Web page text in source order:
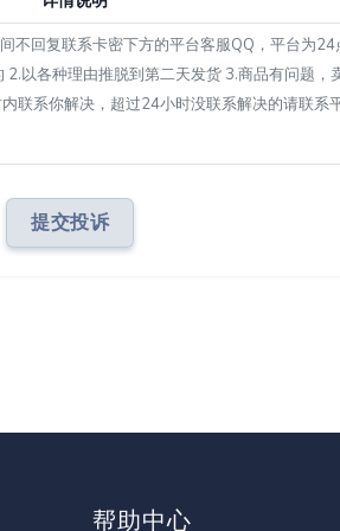
提交投诉
帮助中心